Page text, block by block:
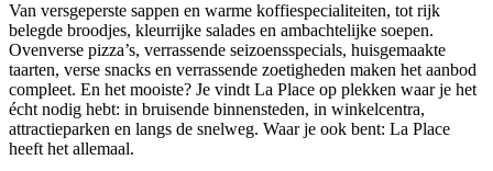
Van versgeperste sappen en warme koffiespecialiteiten, tot rijk
belegde broodjes, kleurrijke salades en ambachtelijke soepen.
Ovenverse pizza’s, verrassende seizoensspecials, huisgemaakte
taarten, verse snacks en verrassende zoetigheden maken het aanbod
compleet. En het mooiste? Je vindt La Place op plekken waar je het
écht nodig hebt: in bruisende binnensteden, in winkelcentra,
attractieparken en langs de snelweg. Waar je ook bent: La Place
heeft het allemaal.